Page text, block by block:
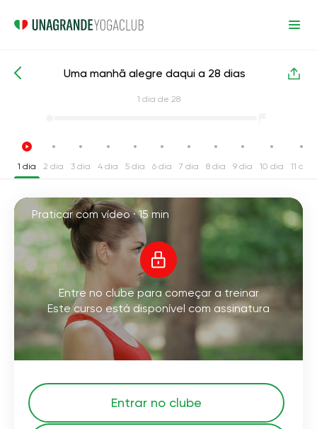
Cursos de yoga intensivos Energia
Uma manhã alegre daqui a 28 dias
1 dia de 28
1 dia 2 dia 3 dia 4 dia 5 dia 6 dia 7 dia 8 dia 9 dia 10 dia 11 dia
Praticar com vídeo ·15 min
Entre no clube para começar a treinar
Este curso está disponível com assinatura
Entrar no clube